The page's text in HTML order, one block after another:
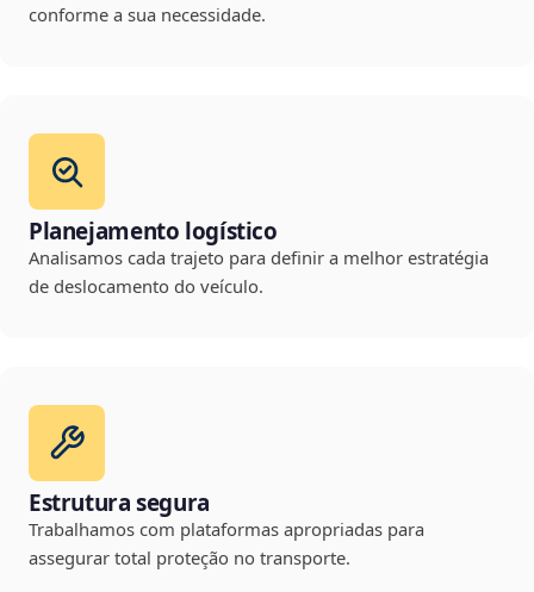
conforme a sua necessidade.
Planejamento logístico
Analisamos cada trajeto para definir a melhor estratégia
de deslocamento do veículo.
Estrutura segura
Trabalhamos com plataformas apropriadas para
assegurar total proteção no transporte.